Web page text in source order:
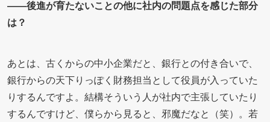
――後進が育たないことの他に社内の問題点を感じた部分
は？
あとは、古くからの中小企業だと、銀行との付き合いで、
銀行からの天下りっぽく財務担当として役員が入っていた
りするんですよ。結構そういう人が社内で主張していたり
するんですけど、僕らから見ると、邪魔だなと（笑）。若